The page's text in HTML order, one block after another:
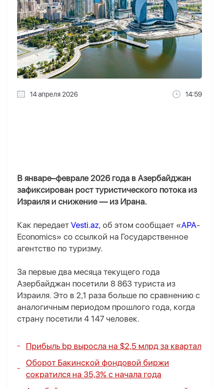
14 апреля 2026 14:59
В январе–феврале 2026 года в Азербайджан
зафиксирован рост туристического потока из
Израиля и снижение — из Ирана.
Как передает Vesti.az, об этом сообщает «APA-
Economics» со ссылкой на Государственное
агентство по туризму.
За первые два месяца текущего года
Азербайджан посетили 8 863 туриста из
Израиля. Это в 2,1 раза больше по сравнению с
аналогичным периодом прошлого года, когда
страну посетили 4 147 человек.
Прибыль bp выросла на $2,5 млрд за квартал
Оборот Бакинской фондовой биржи
сократился на 35,3% с начала года